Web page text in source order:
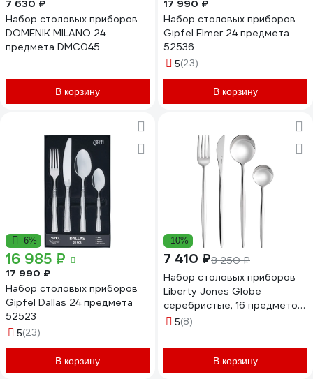
7 630 ₽
Набор столовых приборов
DOMENIK MILANO 24
предмета DMC045
В корзину
17 990 ₽
Набор столовых приборов
Gipfel Elmer 24 предмета
52536
5(23)
В корзину
-6%
16 985 ₽
17 990 ₽
Набор столовых приборов
Gipfel Dallas 24 предмета
52523
5(23)
В корзину
-10%
7 410 ₽8 250 ₽
Набор столовых приборов
Liberty Jones Globe
серебристые, 16 предметов
LJ0000204
5(8)
В корзину